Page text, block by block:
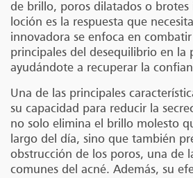
de brillo, poros dilatados o brotes
loción es la respuesta que
innovadora se enfoca en combatir
principales del desequilibrio en la
ayudándote a recuperar la
Una de las principales
su capacidad para reducir la
no solo elimina el brillo molesto
largo del día, sino que también
obstrucción de los poros, una de
comunes del acné. Además, su